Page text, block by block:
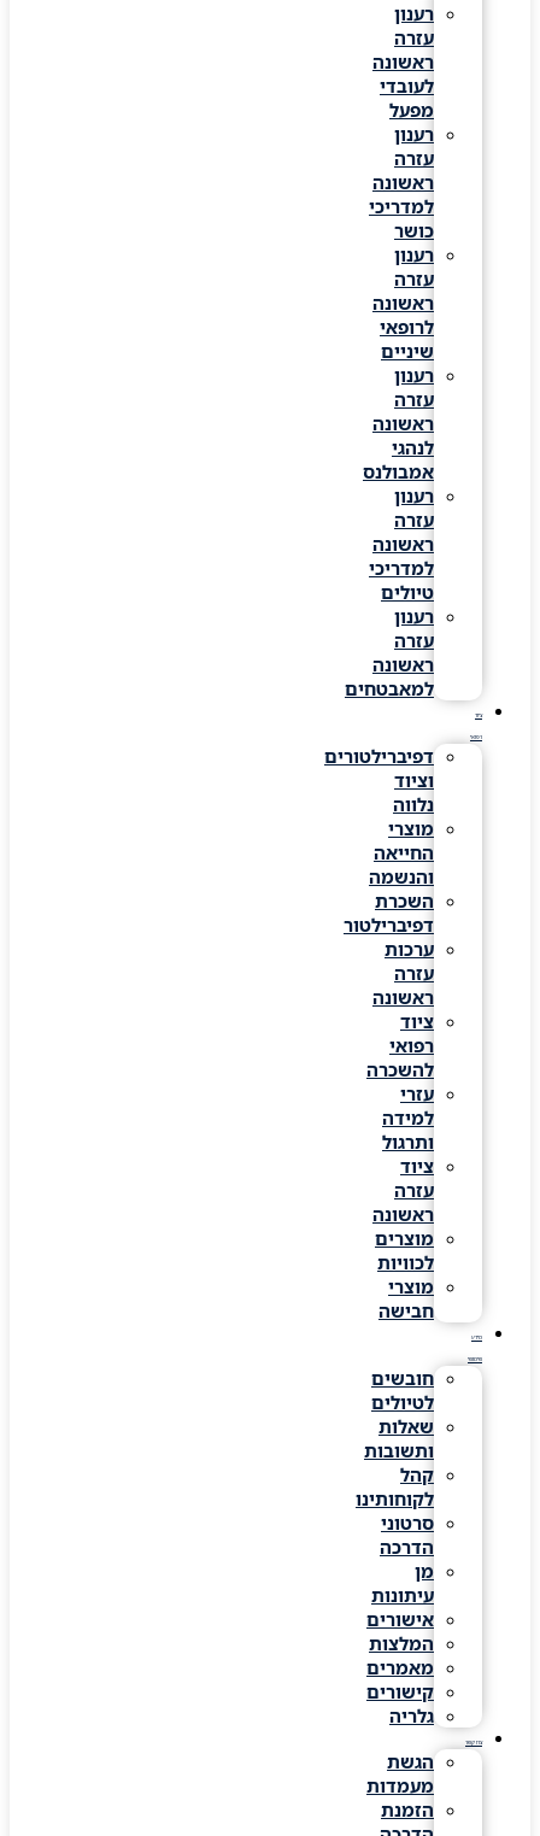
רענון
עזרה
ראשונה
לעובדי
מפעל
רענון
עזרה
ראשונה
למדריכי
כושר
רענון
עזרה
ראשונה
לרופאי
שיניים
רענון
עזרה
ראשונה
לנהגי
אמבולנס
רענון
עזרה
ראשונה
למדריכי
טיולים
רענון
עזרה
ראשונה
למאבטחים
דפיברילטורים
נלווה
מוצרי
החייאה
והנשמה
השכרת
דפיברילטור
ערכות
עזרה
ראשונה
ציוד
רפואי
להשכרה
עזרי
למידה
ותרגול
ציוד
עזרה
ראשונה
מוצרים
לכוויות
מוצרי
חבישה
חובשים
לטיולים
שאלות
ותשובות
קהל
לקוחותינו
סרטוני
הדרכה
מן
עיתונות
אישורים
המלצות
מאמרים
קישורים
גלריה
הגשת
מעמדות
הזמנת